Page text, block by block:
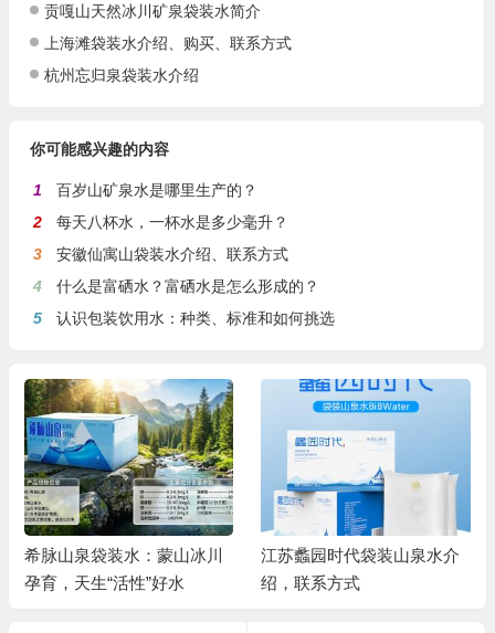
贡嘎山天然冰川矿泉袋装水简介
上海滩袋装水介绍、购买、联系方式
杭州忘归泉袋装水介绍
你可能感兴趣的内容
1
百岁山矿泉水是哪里生产的？
2
每天八杯水，一杯水是多少毫升？
3
安徽仙寓山袋装水介绍、联系方式
4
什么是富硒水？富硒水是怎么形成的？
5
认识包装饮用水：种类、标准和如何挑选
希脉山泉袋装水：蒙山冰川
孕育，天生“活性”好水
江苏蠡园时代袋装山泉水介
绍，联系方式